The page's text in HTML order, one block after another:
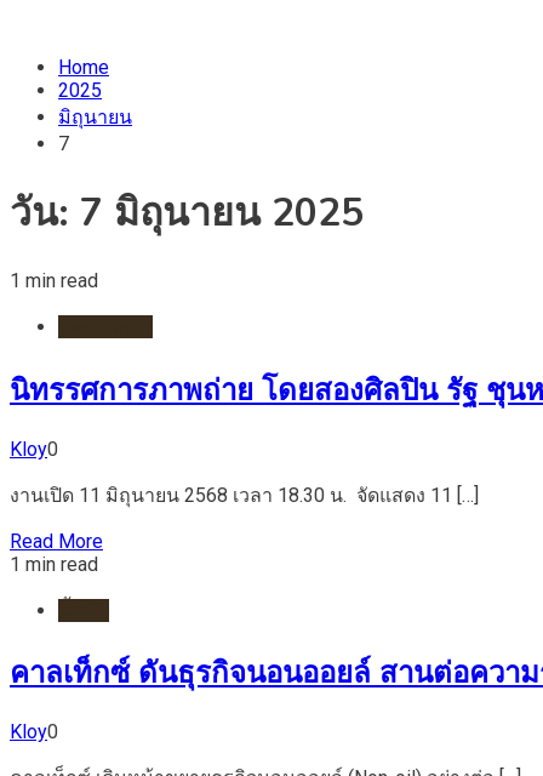
Home
2025
มิถุนายน
7
วัน: 7 มิถุนายน 2025
1 min read
นิทรรศการภาพถ่าย โดยสองศิลปิน รัฐ ชุ
Kloy0
งานเปิด 11 มิถุนายน 2568 เวลา 18.30 น. จัดแสดง 11 […]
Read More
1 min read
คาลเท็กซ์ ดันธุรกิจนอนออยล์ สานต่อควา
Kloy0